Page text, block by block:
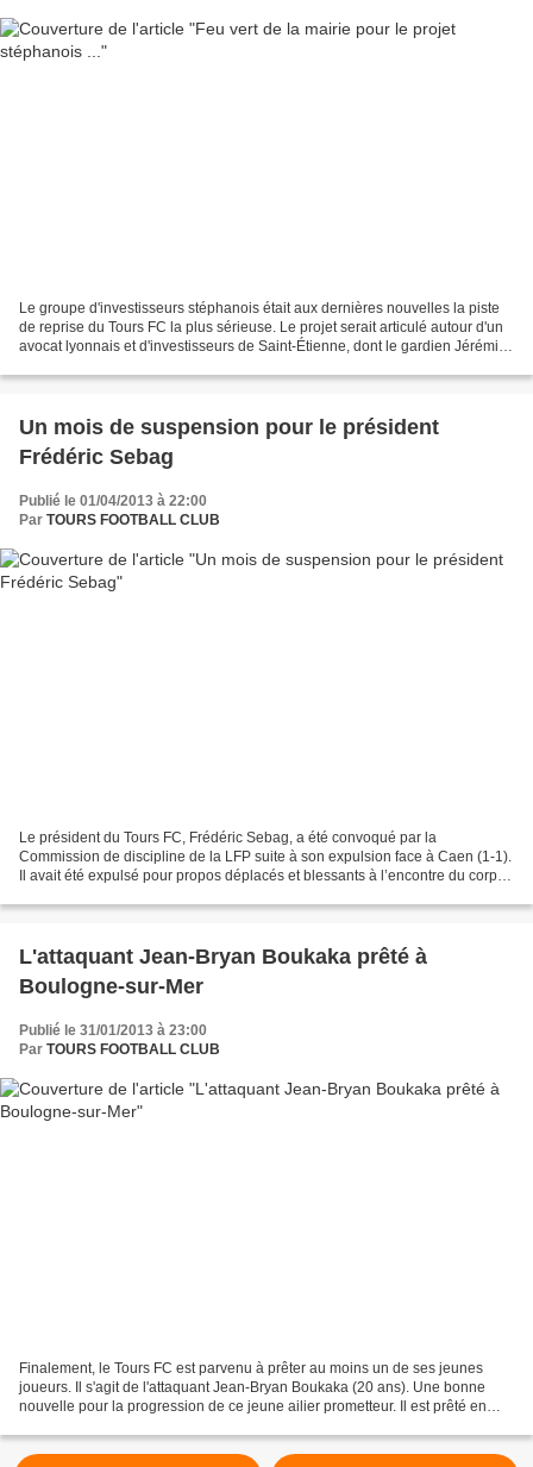
Le groupe d'investisseurs stéphanois était aux dernières nouvelles la piste
de reprise du Tours FC la plus sérieuse. Le projet serait articulé autour d'un
avocat lyonnais et d'investisseurs de Saint-Étienne, dont le gardien Jérémie
Un mois de suspension pour le président
Frédéric Sebag
Publié le 01/04/2013 à 22:00
Par TOURS FOOTBALL CLUB
Le président du Tours FC, Frédéric Sebag, a été convoqué par la
Commission de discipline de la LFP suite à son expulsion face à Caen (1-1).
Il avait été expulsé pour propos déplacés et blessants à l’encontre du corps
L'attaquant Jean-Bryan Boukaka prêté à
Boulogne-sur-Mer
Publié le 31/01/2013 à 23:00
Par TOURS FOOTBALL CLUB
Finalement, le Tours FC est parvenu à prêter au moins un de ses jeunes
joueurs. Il s'agit de l'attaquant Jean-Bryan Boukaka (20 ans). Une bonne
nouvelle pour la progression de ce jeune ailier prometteur. Il est prêté en